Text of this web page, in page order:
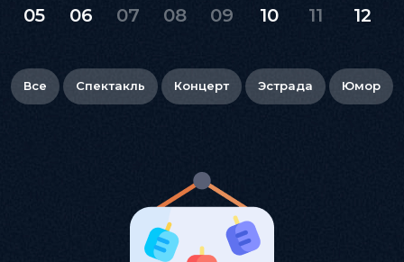
05 06 07 08 09 10 11 12
Все Спектакль Концерт Эстрада Юмор